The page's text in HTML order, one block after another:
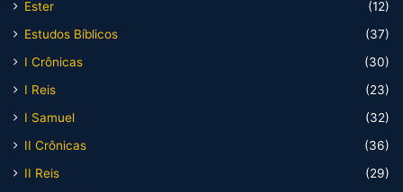
Ester
(12)
Estudos Bíblicos
(37)
I Crônicas
(30)
I Reis
(23)
I Samuel
(32)
II Crônicas
(36)
II Reis
(29)